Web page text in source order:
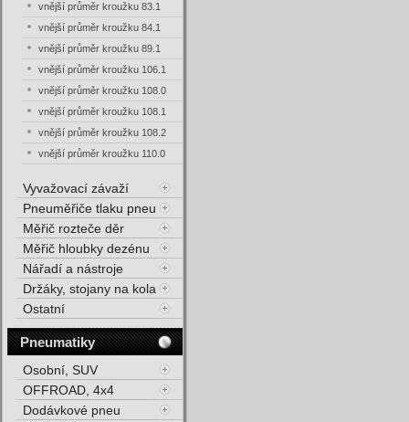
vnější průměr kroužku 83.1
vnější průměr kroužku 84.1
vnější průměr kroužku 89.1
vnější průměr kroužku 106.1
vnější průměr kroužku 108.0
vnější průměr kroužku 108.1
vnější průměr kroužku 108.2
vnější průměr kroužku 110.0
Vyvažovací závaží
Pneuměřiče tlaku pneu
Měřič rozteče děr
Měřič hloubky dezénu
Nářadí a nástroje
Držáky, stojany na kola
Ostatní
Pneumatiky
Osobní, SUV
OFFROAD, 4x4
Dodávkové pneu